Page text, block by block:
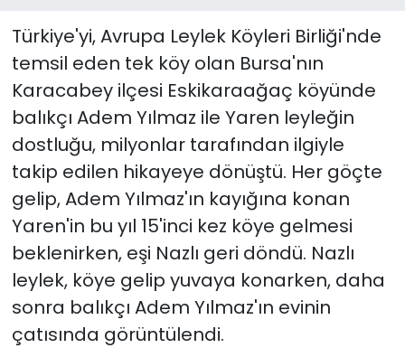
Türkiye'yi, Avrupa Leylek Köyleri Birliği'nde
temsil eden tek köy olan Bursa'nın
Karacabey ilçesi Eskikaraağaç köyünde
balıkçı Adem Yılmaz ile Yaren leyleğin
dostluğu, milyonlar tarafından ilgiyle
takip edilen hikayeye dönüştü. Her göçte
gelip, Adem Yılmaz'ın kayığına konan
Yaren'in bu yıl 15'inci kez köye gelmesi
beklenirken, eşi Nazlı geri döndü. Nazlı
leylek, köye gelip yuvaya konarken, daha
sonra balıkçı Adem Yılmaz'ın evinin
çatısında görüntülendi.